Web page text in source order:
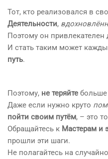
Тот, кто реализовался в
Деятельности,
Поэтому он
И стать таким может
путь.
Поэтому, не теряйте больше
Даже если нужно круто
пойти своим путём, – это
Обращайтесь к Мастерам и
прошли эти шаги.
Не полагайтесь на